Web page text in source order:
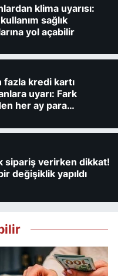
klima uyarısı:
sağlık
yol açabilir
fazla kredi kartı
uyarı: Fark
her ay para
sipariş verirken dikkat!
değişiklik yapıldı